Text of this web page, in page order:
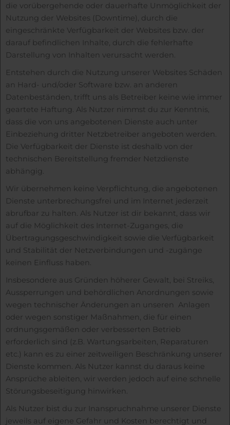
die vorübergehende oder dauerhafte Unmöglichkeit der
Nutzung der Websites (Downtime), durch die
eingeschränkte Verfügbarkeit der Websites bzw. der
darauf befindlichen Inhalte, durch die fehlerhafte
Darstellung von Inhalten verursacht werden.
Entstehen durch die Nutzung unserer Websites Schäden
an Hard- und/oder Software bzw. an anderen
Datenbeständen, trifft uns als Betreiber keine wie immer
geartete Haftung. Als Nutzer nimmst du zur Kenntnis,
dass die von uns angebotenen Dienste auch unter
Einbeziehung dritter Netzbetreiber angeboten werden.
Die Verfügbarkeit der Dienste ist deshalb von der
technischen Bereitstellung fremder Netzdienste
abhängig.
Wir übernehmen keine Verpflichtung, die angebotenen
Dienste unterbrechungsfrei und im Internet jederzeit
abrufbar zu halten. Als Nutzer ist dir bekannt, dass wir
auf die Möglichkeit des Internet-Zuganges, die
Übertragungsgeschwindigkeit sowie die Verfügbarkeit
und Stabilität der Netzverbindungen und -zugänge
keinen Einfluss haben.
Insbesondere aus Gründen höherer Gewalt, bei Streiks,
Aussperrungen und behördlichen Anordnungen sowie
wegen technischer Änderungen an unseren Anlagen
oder wegen sonstiger Maßnahmen, die für einen
ordnungsgemäßen oder verbesserten Betrieb
erforderlich sind (z.B. Wartungsarbeiten, Reparaturen
etc.) kann es zu einer zeitweiligen Beschränkung unserer
Dienste kommen. Als Nutzer kannst du daraus keine
Ansprüche ableiten, wir werden jedoch auf eine schnelle
Störungsbeseitigung hinwirken.
Als Nutzer bist du zur Inanspruchnahme unserer Dienste
jeweils auf eigene Gefahr und Kosten berechtigt und